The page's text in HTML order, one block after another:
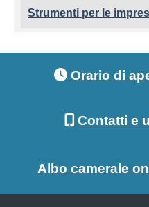
Strumenti per le
Orario di
Contatti e
Albo camerale